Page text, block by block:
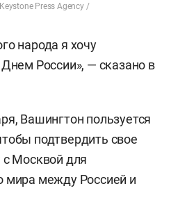
Press Agency /
народа я хочу
России», — сказано в
Вашингтон пользуется
подтвердить свое
с Москвой для
мира между Россией и